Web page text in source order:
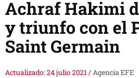
Achraf Hakimi
y triunfo con el
Saint Germain
Actualizado: 24 julio 2021/Agencia EFE